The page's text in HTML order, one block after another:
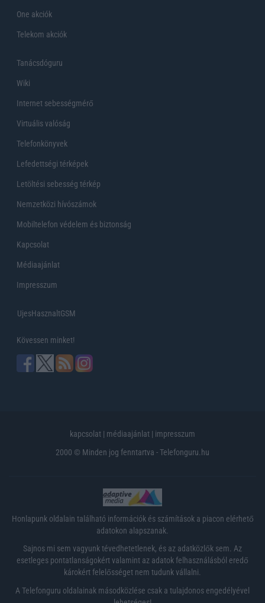
One akciók
Telekom akciók
Tanácsdóguru
Wiki
Internet sebességmérő
Virtuális valóság
Telefonkönyvek
Lefedettségi térképek
Letöltési sebesség térkép
Nemzetközi hívószámok
Mobiltelefon védelem és biztonság
Kapcsolat
Médiaajánlat
Impresszum
UjesHasznaltGSM
Kövessen minket!
kapcsolat | médiaajánlat | impresszum
2000 © Minden jog fenntartva - Telefonguru.hu
Honlapunk oldalain található információk és számítások a piacon elérhető
adatokon alapszanak.
Sajnos mi sem vagyunk tévedhetetlenek, és az adatközlők sem. Az
esetleges pontatlanságokért valamint az adatok felhasználásból eredő
károkért felelősséget nem tudunk vállalni.
A Telefonguru oldalainak másodközlése csak a tulajdonos engedélyével